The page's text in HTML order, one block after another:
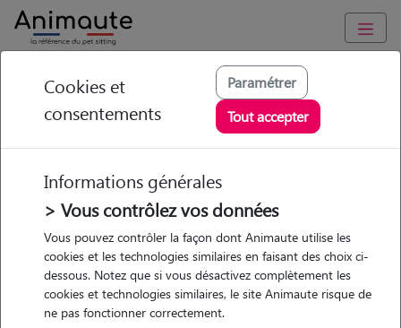
Animaute Nouvelle Aquitaine Gironde/Saint-Médard-en-Jalles
Coralie - Petsitter à
ST MEDARD EN
JALLES
• 34 ans
Garde
chez le Pet Sitter
Cookies et
consentements
Paramétrer
Tout accepter
Informations générales
> Vous contrôlez vos données
Vous pouvez contrôler la façon dont Animaute utilise les
cookies et les technologies similaires en faisant des choix ci-
dessous. Notez que si vous désactivez complètement les
cookies et technologies similaires, le site Animaute risque de
ne pas fonctionner correctement.